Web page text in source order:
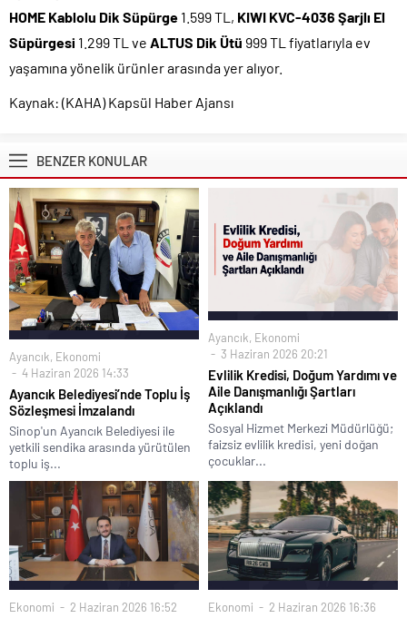
HOME Kablolu Dik Süpürge 1.599 TL, KIWI KVC-4036 Şarjlı El
Süpürgesi 1.299 TL ve ALTUS Dik Ütü 999 TL fiyatlarıyla ev
yaşamına yönelik ürünler arasında yer alıyor.
Kaynak: (KAHA) Kapsül Haber Ajansı
BENZER KONULAR
Ayancık, Ekonomi
4 Haziran 2026 14:33
Ayancık Belediyesi’nde Toplu İş
Sözleşmesi İmzalandı
Sinop'un Ayancık Belediyesi ile
yetkili sendika arasında yürütülen
toplu iş...
Ayancık, Ekonomi
3 Haziran 2026 20:21
Evlilik Kredisi, Doğum Yardımı ve
Aile Danışmanlığı Şartları
Açıklandı
Sosyal Hizmet Merkezi Müdürlüğü;
faizsiz evlilik kredisi, yeni doğan
çocuklar...
Ekonomi 2 Haziran 2026 16:52 Ekonomi 2 Haziran 2026 16:36